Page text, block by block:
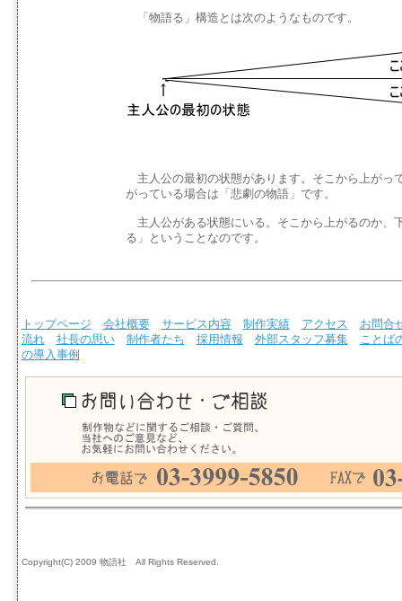
「物語る」構造とは次のようなものです。
主人公の最初の状態があります。そこから上がっ
がっている場合は「悲劇の物語」です。
主人公がある状態にいる。そこから上がるのか、
る」ということなのです。
トップページ 会社概要 サービス内容 制作実績 アクセス
お問合
流れ
社長の思い 制作者たち 採用情報 外部スタッフ募集
ことば
の導入事例
Copyright(C) 2009 物語社 All Rights Reserved.